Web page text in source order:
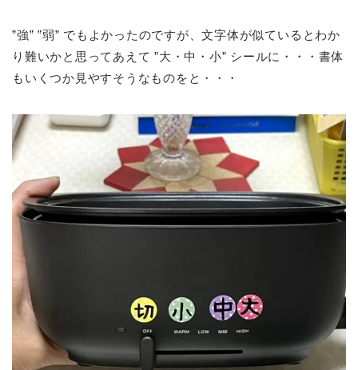
”強” ”弱” でもよかったのですが、文字体が似ているとわか
り難いかと思ってあえて ”大・中・小” シールに・・・書体
もいくつか見やすそうなものをと・・・